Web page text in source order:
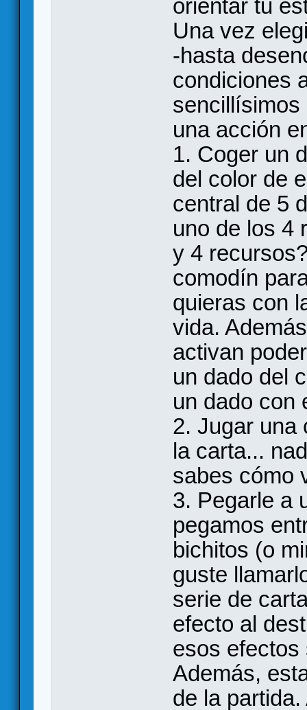
orientar tu
Una vez
-hasta
condiciones
sencillísimos
una acción
1. Coger un
del color de
central de 5
uno de los 4
y 4
comodín
quieras con
vida.
activan
un dado del
un dado con
2. Jugar una
la carta...
sabes cómo
3. Pegarle a
pegamos
bichitos (o
guste
serie de
efecto al
esos efectos
Además,
de la